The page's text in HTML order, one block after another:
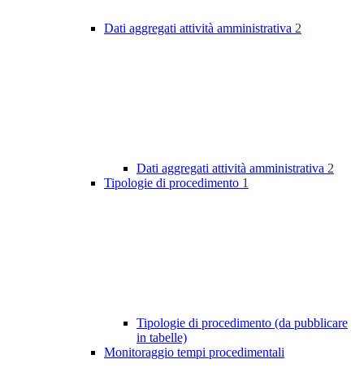
Dati aggregati attività amministrativa 2
Dati aggregati attività amministrativa 2
Tipologie di procedimento 1
Tipologie di procedimento (da pubblicare
in tabelle)
Monitoraggio tempi procedimentali